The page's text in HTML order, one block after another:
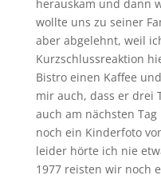
herauskam und dann
wollte uns zu seiner
aber abgelehnt, weil
Kurzschlussreaktion
Bistro einen Kaffee
mir auch, dass er drei
auch am nächsten
noch ein Kinderfoto
leider hörte ich nie
1977 reisten wir noch